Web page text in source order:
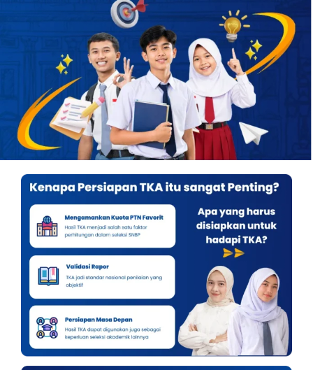
OUR PROGRAM
REGISTRATION
CONTACT US